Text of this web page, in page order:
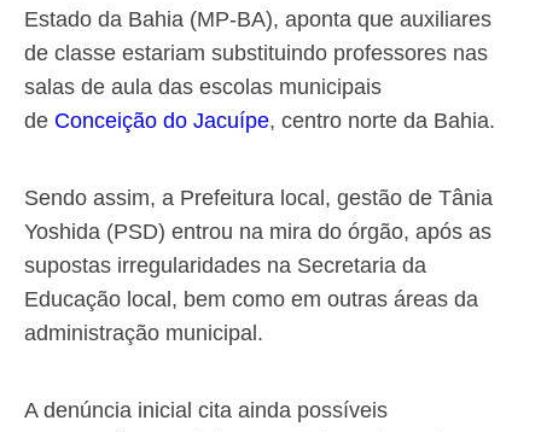
Estado da Bahia (MP-BA), aponta que auxiliares
de classe estariam substituindo professores nas
salas de aula das escolas municipais
de Conceição do Jacuípe, centro norte da Bahia.
Sendo assim, a Prefeitura local, gestão de Tânia
Yoshida (PSD) entrou na mira do órgão, após as
supostas irregularidades na Secretaria da
Educação local, bem como em outras áreas da
administração municipal.
A denúncia inicial cita ainda possíveis